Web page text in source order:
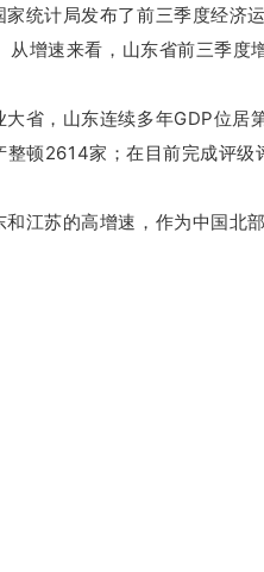
家统计局发布了前三季度经济运
从增速来看，山东省前三季度
大省，山东连续多年GDP位居
整顿2614家；在目前完成评级
和江苏的高增速，作为中国北